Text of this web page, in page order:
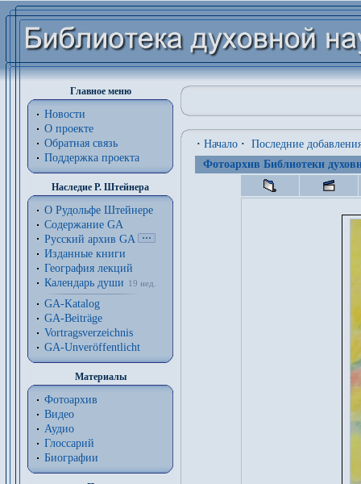
Главное меню
Новости
О проекте
Обратная связь
Поддержка проекта
Наследие Р. Штейнера
О Рудольфе Штейнере
Содержание GA
Русский архив GA
Изданные книги
География лекций
Календарь души
19 нед.
GA-Katalog
GA-Beiträge
Vortragsverzeichnis
GA-Unveröffentlicht
Материалы
Фотоархив
Видео
Аудио
Глоссарий
Биографии
· Начало · Последние
Фотоархив Библиотеки